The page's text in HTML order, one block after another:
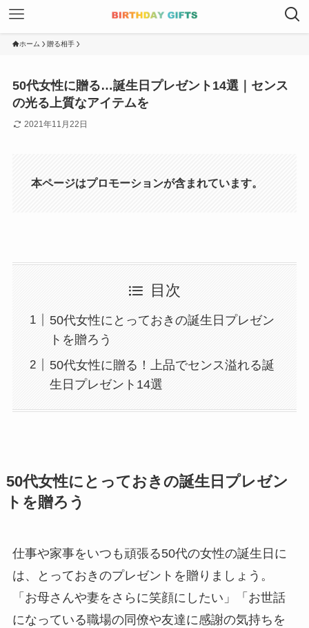
ホーム 贈る相手
50代女性に贈る…誕生日プレゼント14選｜センス
の光る上質なアイテムを
2021年11月22日
本ページはプロモーションが含まれています。
目次
50代女性にとっておきの誕生日プレゼン
トを贈ろう
50代女性に贈る！上品でセンス溢れる誕
生日プレゼント14選
50代女性にとっておきの誕生日プレゼン
トを贈ろう
仕事や家事をいつも頑張る50代の女性の誕生日に
は、とっておきのプレゼントを贈りましょう。
「お母さんや妻をさらに笑顔にしたい」「お世話
になっている職場の同僚や友達に感謝の気持ちを